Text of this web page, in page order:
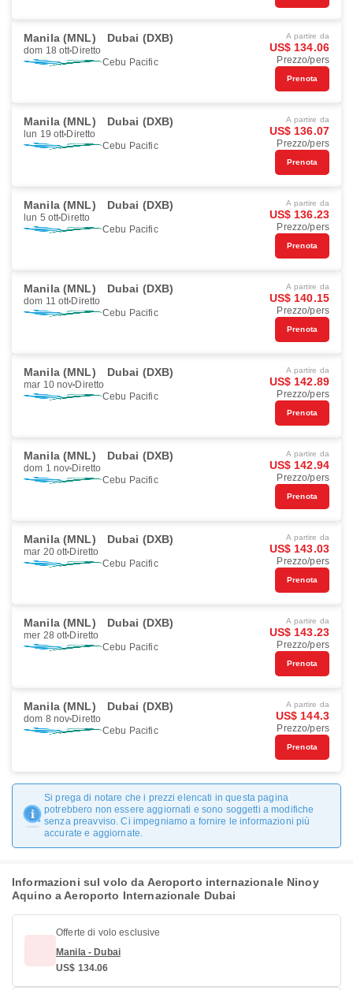
Manila (MNL) Dubai (DXB)
dom 18 ott Diretto
Cebu Pacific
A partire da
US$ 134.06
Prezzo/pers
Prenota
Manila (MNL) Dubai (DXB)
lun 19 ott Diretto
Cebu Pacific
A partire da
US$ 136.07
Prezzo/pers
Prenota
Manila (MNL) Dubai (DXB)
lun 5 ott Diretto
Cebu Pacific
A partire da
US$ 136.23
Prezzo/pers
Prenota
Manila (MNL) Dubai (DXB)
dom 11 ott Diretto
Cebu Pacific
A partire da
US$ 140.15
Prezzo/pers
Prenota
Manila (MNL) Dubai (DXB)
mar 10 nov Diretto
Cebu Pacific
A partire da
US$ 142.89
Prezzo/pers
Prenota
Manila (MNL) Dubai (DXB)
dom 1 nov Diretto
Cebu Pacific
A partire da
US$ 142.94
Prezzo/pers
Prenota
Manila (MNL) Dubai (DXB)
mar 20 ott Diretto
Cebu Pacific
A partire da
US$ 143.03
Prezzo/pers
Prenota
Manila (MNL) Dubai (DXB)
mer 28 ott Diretto
Cebu Pacific
A partire da
US$ 143.23
Prezzo/pers
Prenota
Manila (MNL) Dubai (DXB)
dom 8 nov Diretto
Cebu Pacific
A partire da
US$ 144.3
Prezzo/pers
Prenota
Si prega di notare che i prezzi elencati in questa pagina
potrebbero non essere aggiornati e sono soggetti a modifiche
senza preavviso. Ci impegniamo a fornire le informazioni più
accurate e aggiornate.
Informazioni sul volo da Aeroporto internazionale Ninoy
Aquino a Aeroporto Internazionale Dubai
Offerte di volo esclusive
Manila - Dubai
US$ 134.06